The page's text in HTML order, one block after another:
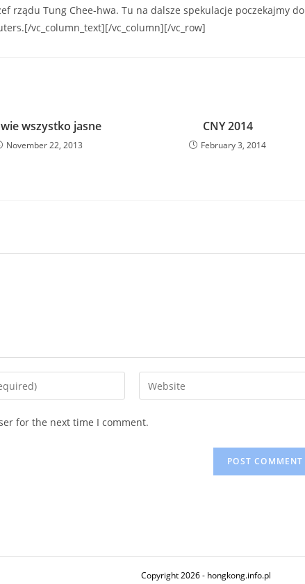
rządu Tung Chee-hwa. Tu na dalsze spekulacje poczekajmy do
vc_column_text][/vc_column][/vc_row]
wszystko jasne
November 22, 2013
CNY 2014
February 3, 2014
Enter
your
for the next time I comment.
Copyright 2026 - hongkong.info.pl